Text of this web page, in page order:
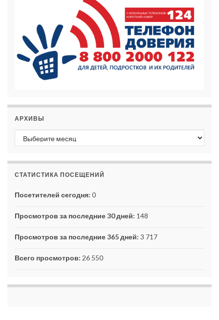
АРХИВЫ
Архивы
СТАТИСТИКА ПОСЕЩЕНИЙ
Посетителей сегодня: 0
Просмотров за последние 30 дней: 148
Просмотров за последние 365 дней: 3 717
Всего просмотров: 26 550